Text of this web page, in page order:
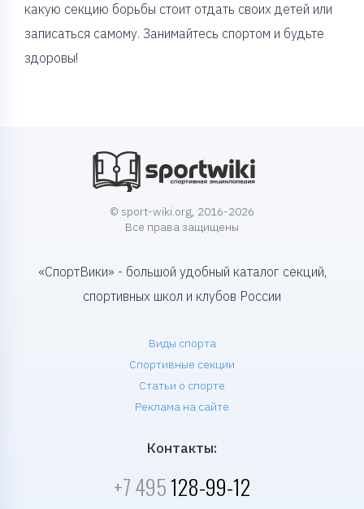
какую секцию борьбы стоит отдать своих детей или
записаться самому. Занимайтесь спортом и будьте
здоровы!
© sport-wiki.org, 2016-2026
Все права защищены
«СпортВики» - большой удобный каталог секций,
спортивных школ и клубов России
Виды спорта
Спортивные секции
Статьи о спорте
Реклама на сайте
Контакты:
+7 495128-99-12